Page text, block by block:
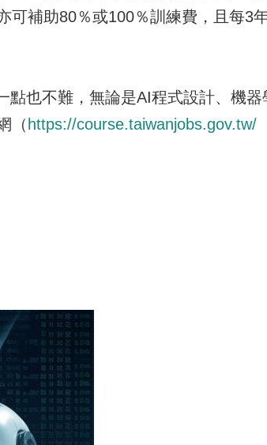
可補助80％或100％訓練費，且每3
也不難，無論是AI程式設計、機器
（ https://course.taiwanjobs.gov.tw/